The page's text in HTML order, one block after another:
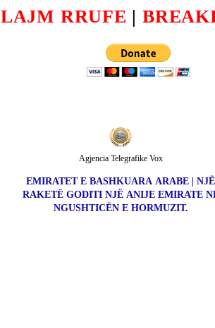
NEGOCIATAT E PAQES
LAJM RRUFE |
EMIRATET E BASHKUARA ARABE | NJË
RAKETË GODITI NJË ANIJE EMIRATE
NGUSHTICËN E HORMUZIT.
Agjencia Telegrafike Vox